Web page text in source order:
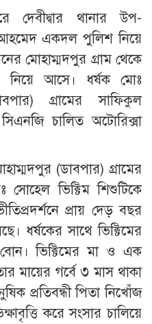
থানার উপ-
একদল পুলিশ নিয়ে
মোহাম্মদপুর গ্রাম থেকে
নিয়ে আসে। ধর্ষক মোঃ
গ্রামের সাফিকুল
চালিত অটোরিক্সা
(ডাবপার) গ্রামের
ভিক্টিম শিশুটিকে
প্রায় দেড় বছর
ধর্ষকের সাথে ভিক্টিমের
ভিক্টিমের মা ও এক
মায়ের গর্বে ৩ মাস থাকা
প্রতিবন্ধী পিতা নিখোঁজ
করে সংসার চালিয়ে